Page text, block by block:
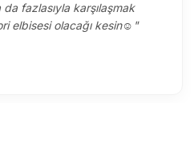
fazlasıyla karşılaşmak
elbisesi olacağı kesin☺️"